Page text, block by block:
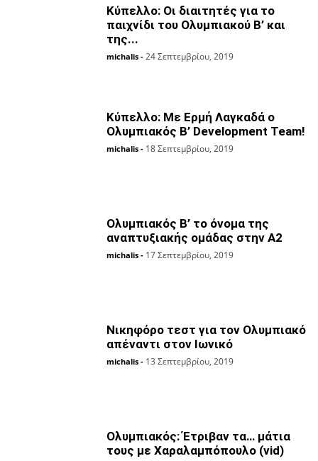
Κύπελλο: Οι διαιτητές για το
παιχνίδι του Ολυμπιακού Β’ και
της...
michalis - 24 Σεπτεμβρίου, 2019
Κύπελλο: Με Ερμή Λαγκαδά ο
Ολυμπιακός Β’ Development Team!
michalis - 18 Σεπτεμβρίου, 2019
Ολυμπιακός Β’ το όνομα της
αναπτυξιακής ομάδας στην Α2
michalis - 17 Σεπτεμβρίου, 2019
Νικηφόρο τεστ για τον Ολυμπιακό
απέναντι στον Ιωνικό
michalis - 13 Σεπτεμβρίου, 2019
Ολυμπιακός: Έτριβαν τα… μάτια
τους με Χαραλαμπόπουλο (vid)